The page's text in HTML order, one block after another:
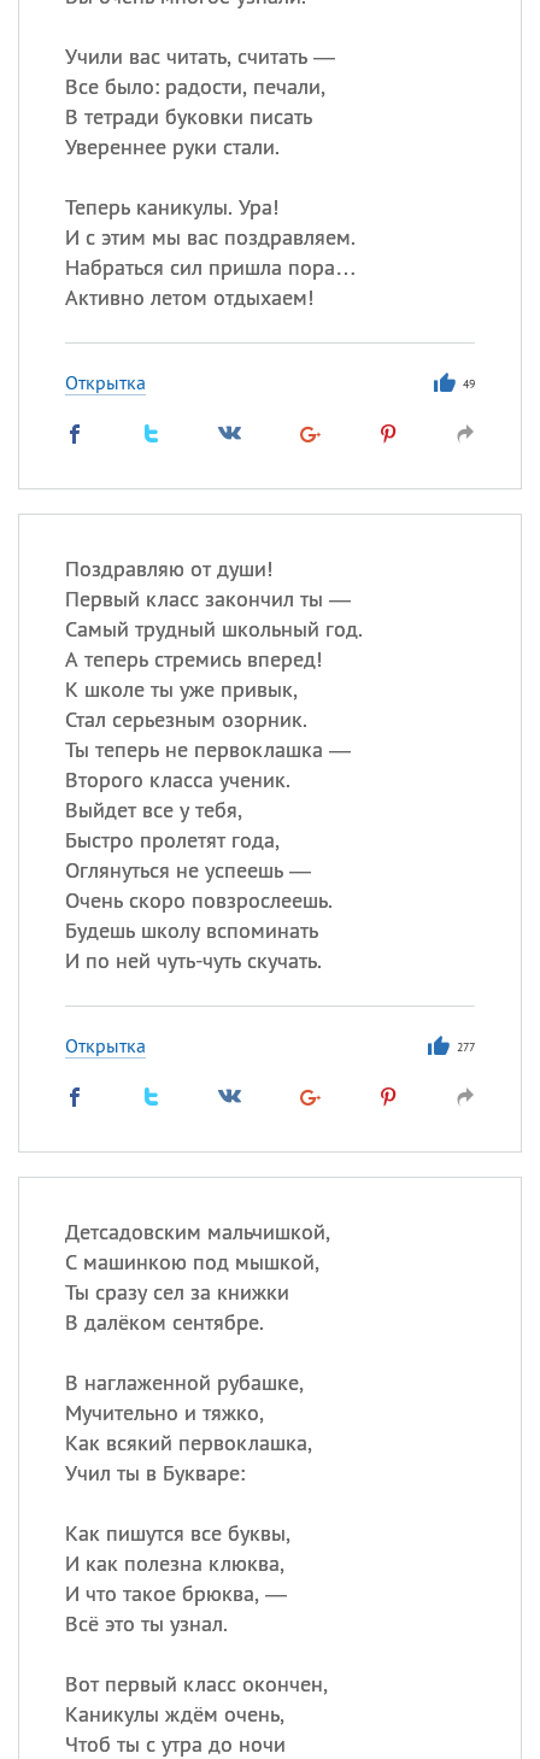
Учили вас читать, считать —
Все было: радости, печали,
В тетради буковки писать
Увереннее руки стали.
Теперь каникулы. Ура!
И с этим мы вас поздравляем.
Набраться сил пришла пора…
Активно летом отдыхаем!
Открытка 49
Поздравляю от души!
Первый класс закончил ты —
Самый трудный школьный год.
А теперь стремись вперед!
К школе ты уже привык,
Стал серьезным озорник.
Ты теперь не первоклашка —
Второго класса ученик.
Выйдет все у тебя,
Быстро пролетят года,
Оглянуться не успеешь —
Очень скоро повзрослеешь.
Будешь школу вспоминать
И по ней чуть-чуть скучать.
Открытка 277
Детсадовским мальчишкой,
С машинкою под мышкой,
Ты сразу сел за книжки
В далёком сентябре.
В наглаженной рубашке,
Мучительно и тяжко,
Как всякий первоклашка,
Учил ты в Букваре:
Как пишутся все буквы,
И как полезна клюква,
И что такое брюква, —
Всё это ты узнал.
Вот первый класс окончен,
Каникулы ждём очень,
Чтоб ты с утра до ночи
ИМЕНА
Сегодня празднуют именины
Посмотреть значение